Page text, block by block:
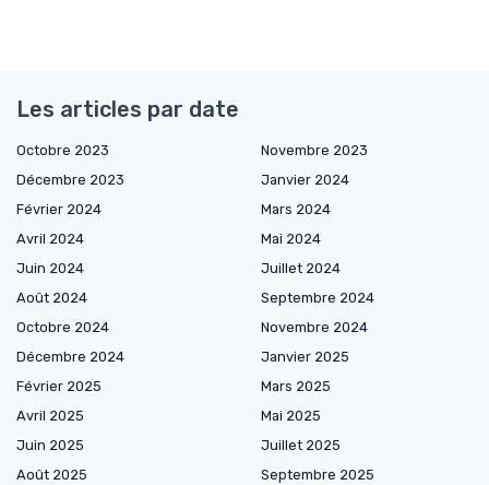
Les articles par date
Octobre 2023
Novembre 2023
Décembre 2023
Janvier 2024
Février 2024
Mars 2024
Avril 2024
Mai 2024
Juin 2024
Juillet 2024
Août 2024
Septembre 2024
Octobre 2024
Novembre 2024
Décembre 2024
Janvier 2025
Février 2025
Mars 2025
Avril 2025
Mai 2025
Juin 2025
Juillet 2025
Août 2025
Septembre 2025